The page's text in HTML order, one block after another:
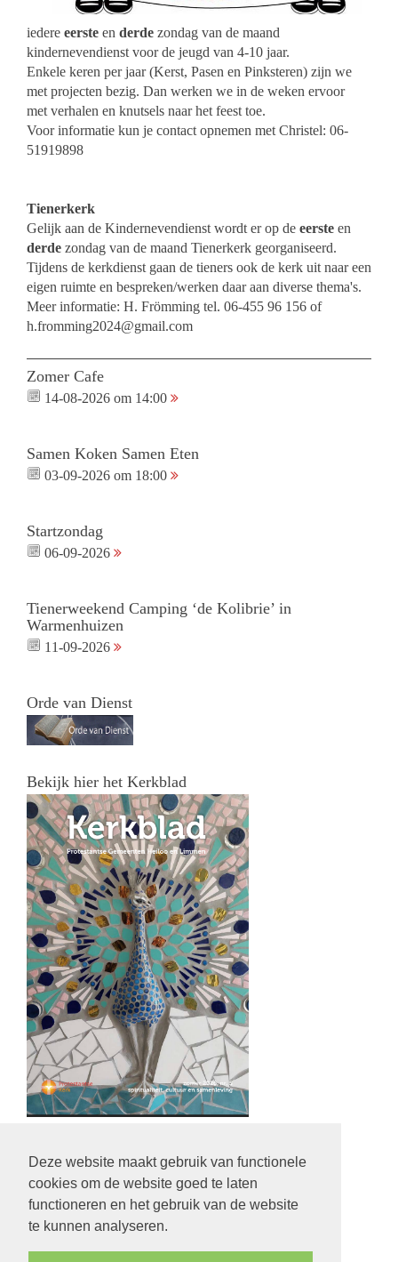
Deze website maakt gebruik van functionele
cookies om de website goed te laten
functioneren en het gebruik van de website
te kunnen analyseren.
iedere eerste en derde zondag van de maand
kindernevendienst voor de jeugd van 4-10 jaar.
Enkele keren per jaar (Kerst, Pasen en Pinksteren) zijn we
met projecten bezig. Dan werken we in de weken ervoor
met verhalen en knutsels naar het feest toe.
Voor informatie kun je contact opnemen met Christel: 06-
51919898
Tienerkerk
Gelijk aan de Kindernevendienst wordt er op de eerste en
derde zondag van de maand Tienerkerk georganiseerd.
Tijdens de kerkdienst gaan de tieners ook de kerk uit naar een
eigen ruimte en bespreken/werken daar aan diverse thema's.
Meer informatie: H. Frömming tel. 06-455 96 156 of
h.fromming2024@gmail.com
Zomer Cafe
14-08-2026 om 14:00
Samen Koken Samen Eten
03-09-2026 om 18:00
Startzondag
06-09-2026
Tienerweekend Camping ‘de Kolibrie’ in
Warmenhuizen
11-09-2026
Orde van Dienst
Bekijk hier het Kerkblad
Privacystatement
Klik hier voor ons privacystatement